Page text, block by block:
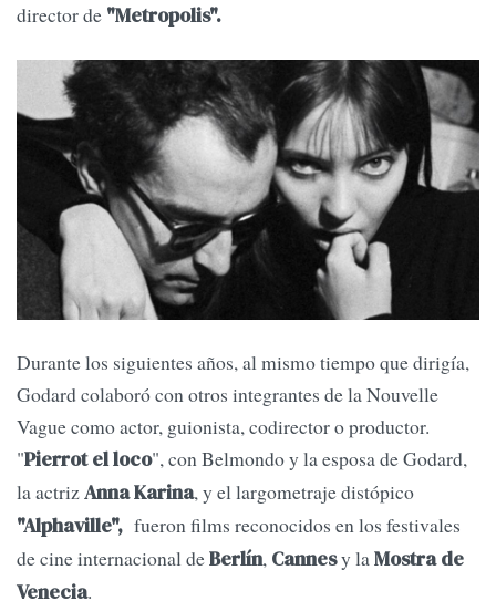
directorde "Metropolis".
Durante los siguientes años, al mismo tiempo que dirigía,
Godard colaboró con otros integrantes de la Nouvelle
Vague como actor, guionista, codirector o productor.
"Pierrot el loco", con Belmondo y la esposa de Godard,
la actrizAnna Karina, y el largometraje distópico
"Alphaville", fueron films reconocidos en los festivales
de cine internacional deBerlín, Cannesy laMostra de
Venecia.